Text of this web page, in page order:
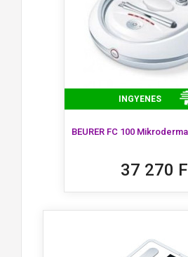
INGYENES
BEURER FC 100
37 270